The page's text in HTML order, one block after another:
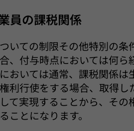
員の課税関係
いての制限その他特別の
、付与時点においては何
おいては通常、課税関係
利行使をする場合、取得
て実現することから、そ
ことになります。